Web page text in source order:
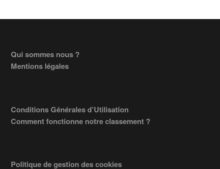
Footer
Qui sommes nous ?
Mentions légales
Conditions Générales d’Utilisation
Comment fonctionne notre classement ?
Politique de gestion des cookies